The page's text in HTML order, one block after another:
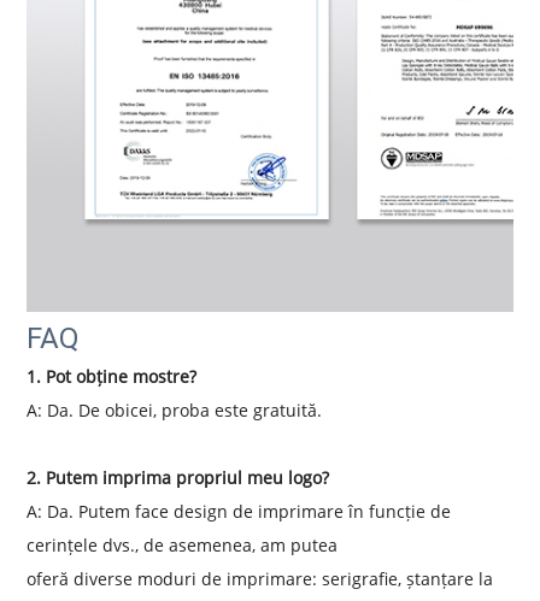
FAQ
1. Pot obține mostre?
A: Da. De obicei, proba este gratuită.
2. Putem imprima propriul meu logo?
A: Da. Putem face design de imprimare în funcție de
cerințele dvs., de asemenea, am putea
oferă diverse moduri de imprimare: serigrafie, ștanțare la